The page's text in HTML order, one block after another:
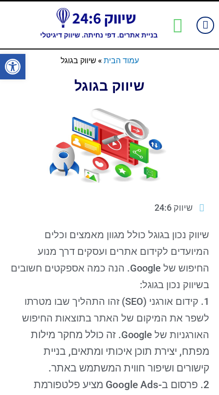
פתח
לתוכן
עמוד הבית» שיווק בגוגל
שיווק בגוגל
שיווק 24:6
שיווק נכון בגוגל כולל מגוון מאמצים וכלים
המיועדים לקידום אתרים ועסקים דרך מנוע
החיפוש של Google. הנה כמה אספקטים חשובים
בשיווק נכון בגוגל:
1. קידום אורגני (SEO) זהו התהליך שבו מטרתו
לשפר את המיקום של האתר בתוצאות החיפוש
האורגניות של Google.
זה כולל מחקר מילות
מפתח, יצירת תוכן איכותי ומתאים, בניית
קישורים ושיפור חווית המשתמש באתר.
2. פרסום ב-Google Ads מציע פלטפורמת